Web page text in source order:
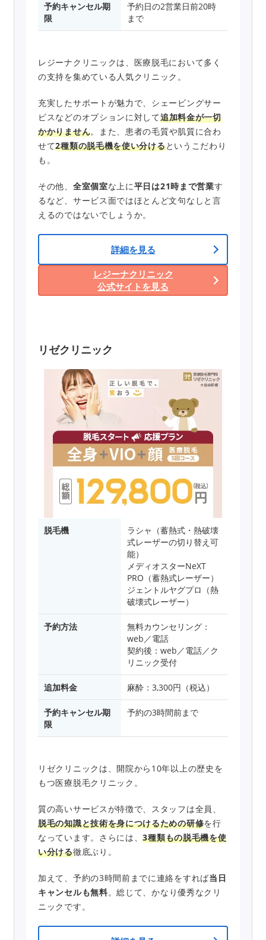
予約キャンセル期
限
予約日の2営業日前20時
まで
レジーナクリニックは、医療脱毛において多く
の支持を集めている人気クリニック。
充実したサポートが魅力で、シェービングサー
ビスなどのオプションに対して追加料金が一切
かかりません。また、患者の毛質や肌質に合わ
せて2種類の脱毛機を使い分けるというこだわり
も。
その他、 全室個室な上に平日は21時まで営業す
るなど、サービス面ではほとんど文句なしと言
えるのではないでしょうか。
詳細を見る
レジーナクリニック
公式サイトを見る
リゼクリニック
脱毛機
ラシャ（蓄熱式・熱破壊
式レーザーの切り替え可
能）
メディオスターNeXT
PRO（蓄熱式レーザー）
ジェントルヤグプロ（熱
破壊式レーザー）
予約方法
無料カウンセリング：
web／電話
契約後：web／電話／ク
リニック受付
追加料金 麻酔：3,300円（税込）
予約キャンセル期
限
予約の3時間前まで
リゼクリニックは、開院から10年以上の歴史を
もつ医療脱毛クリニック。
質の高いサービスが特徴で、スタッフは全員、
脱毛の知識と技術を身につけるための研修を行
なっています。さらには、3種類もの脱毛機を使
い分ける徹底ぶり。
加えて、予約の3時間前までに連絡をすれば当日
キャンセルも無料。総じて、かなり優秀なクリ
ニックです。